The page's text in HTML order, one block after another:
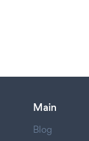
Main
Blog